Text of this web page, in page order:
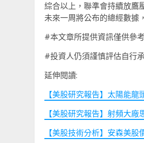
綜合以上，聯準會持續放鷹
未來一周將公布的總經數據
#本文章所提供資訊僅供參
#投資人仍須謹慎評估自行
延伸閱讀:
【美股研究報告】太陽能
【美股研究報告】射頻大
【美股技術分析】安森美